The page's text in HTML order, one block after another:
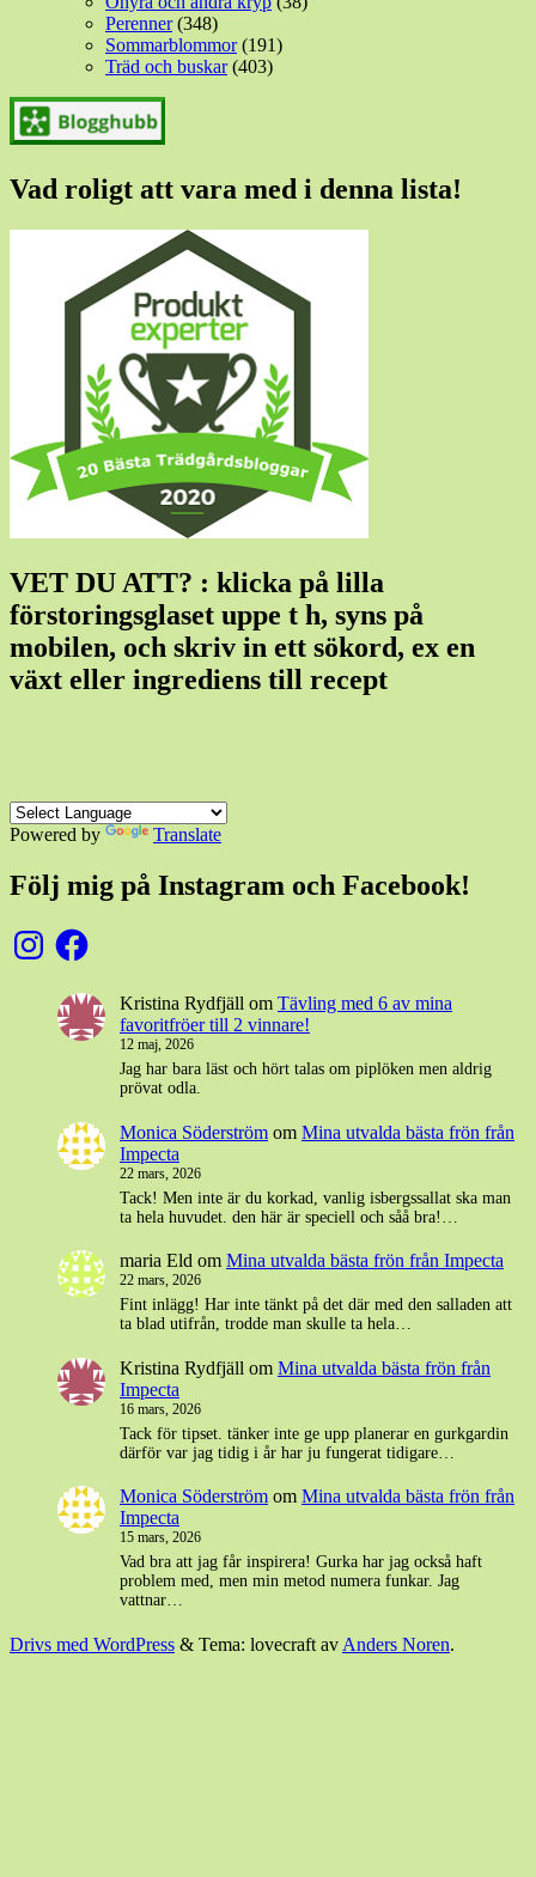
Perenner(348)
Sommarblommor(191)
Träd och buskar(403)
Vad roligt att vara med i denna lista!
VET DU ATT? : klicka på lilla
förstoringsglaset uppe t h, syns på
mobilen, och skriv in ett sökord, ex en
växt eller ingrediens till recept
Powered by Translate
Följ mig på Instagram och Facebook!
InstagramFacebook
Kristina Rydfjäll om Tävling med 6 av mina
favoritfröer till 2 vinnare!
12 maj, 2026
Jag har bara läst och hört talas om piplöken men aldrig
prövat odla.
Monica Söderström om Mina utvalda bästa frön från
Impecta
22 mars, 2026
Tack! Men inte är du korkad, vanlig isbergssallat ska man
ta hela huvudet. den här är speciell och såå bra!…
maria Eld om Mina utvalda bästa frön från Impecta
22 mars, 2026
Fint inlägg! Har inte tänkt på det där med den salladen att
ta blad utifrån, trodde man skulle ta hela…
Kristina Rydfjäll om Mina utvalda bästa frön från
Impecta
16 mars, 2026
Tack för tipset. tänker inte ge upp planerar en gurkgardin
därför var jag tidig i år har ju fungerat tidigare…
Monica Söderström om Mina utvalda bästa frön från
Impecta
15 mars, 2026
Vad bra att jag får inspirera! Gurka har jag också haft
problem med, men min metod numera funkar. Jag
vattnar…
Drivs med WordPress & Tema: lovecraft av Anders Noren.